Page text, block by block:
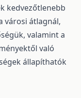
kedvezőtlenebb
városi átlagnál,
valamint a
való
állapíthatók